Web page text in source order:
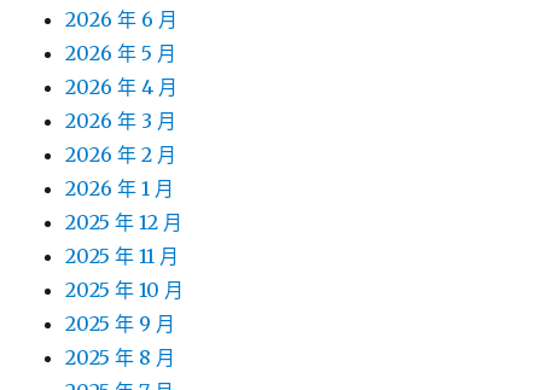
2026 年 6 月
2026 年 5 月
2026 年 4 月
2026 年 3 月
2026 年 2 月
2026 年 1 月
2025 年 12 月
2025 年 11 月
2025 年 10 月
2025 年 9 月
2025 年 8 月